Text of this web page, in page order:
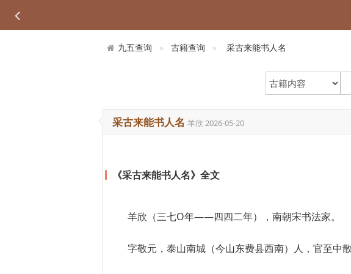
九五查询 古籍查询 采古来能书人名
采古来能书人名 羊欣 2026-05-20
《采古来能书人名》全文
羊欣（三七O年——四四二年），南朝宋书法家。
字敬元，泰山南城（今山东费县西南）人，官至中